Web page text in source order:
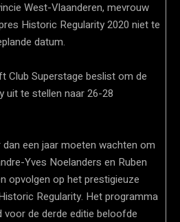
West-Vlaanderen, mevrouw
Historic Regularity 2020 niet te
datum.
Club Superstage beslist om de
uit te stellen naar 26-28
een jaar moeten wachten om
Yves Noelanders en Ruben
opvolgen op het prestigieuze
Regularity. Het programma
de derde editie beloofde